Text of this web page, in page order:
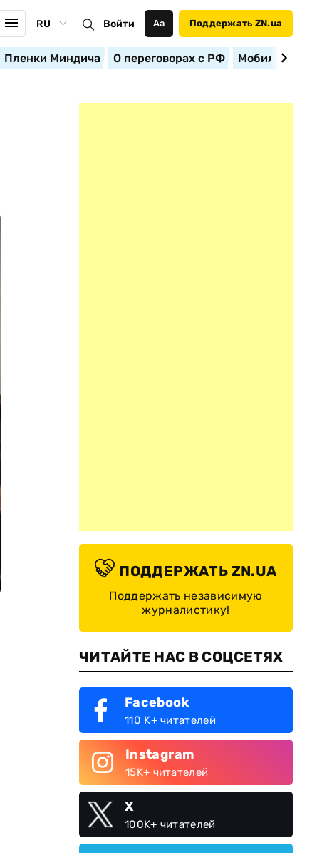
RU Войти Аа Поддержать ZN.ua
Пленки Миндича О переговорах с РФ
ПОДДЕРЖАТЬ ZN.UA
Поддержать независимую
журналистику!
ЧИТАЙТЕ НАС В СОЦСЕТЯХ
Facebook
110 K+ читателей
Instagram
15K+ читателей
X
100K+ читателей